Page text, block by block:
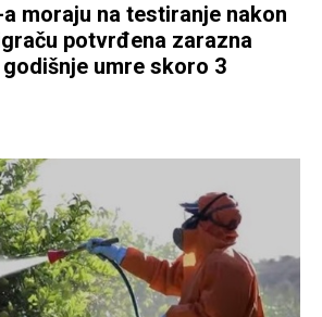
moraju na testiranje nakon
potvrđena zarazna
umre skoro 3